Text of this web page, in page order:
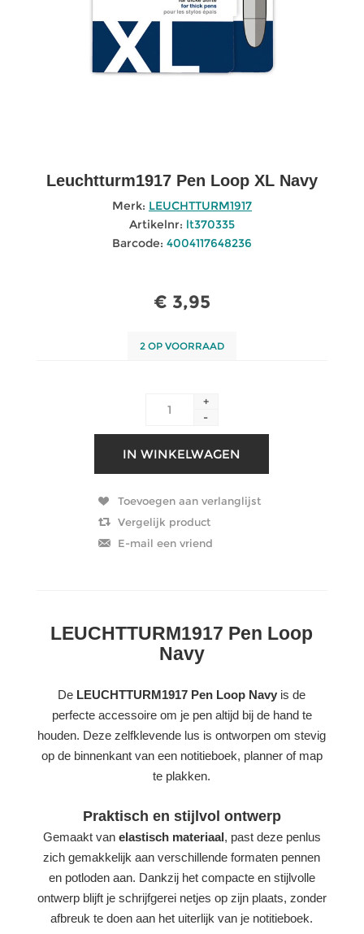
Leuchtturm1917 Pen Loop XL Navy
Merk: LEUCHTTURM1917
Artikelnr: lt370335
Barcode: 4004117648236
€ 3,95
2 OP VOORRAAD
+
-
LEUCHTTURM1917 Pen Loop
Navy
De LEUCHTTURM1917 Pen Loop Navy is de
perfecte accessoire om je pen altijd bij de hand te
houden. Deze zelfklevende lus is ontworpen om stevig
op de binnenkant van een notitieboek, planner of map
te plakken.
Praktisch en stijlvol ontwerp
Gemaakt van elastisch materiaal, past deze penlus
zich gemakkelijk aan verschillende formaten pennen
en potloden aan. Dankzij het compacte en stijlvolle
ontwerp blijft je schrijfgerei netjes op zijn plaats, zonder
afbreuk te doen aan het uiterlijk van je notitieboek.